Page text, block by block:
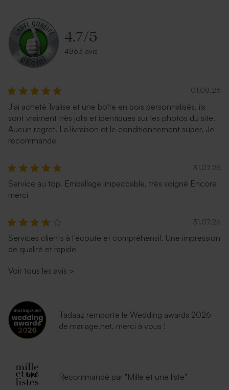
4.7/5
4863 avis
01.08.26
J'ai acheté 1valise et une boîte en bois personnalisés, ils
sont vraiment très jolis et identiques sur les photos du site.
Aucun regret. La livraison et le conditionnement super. Je
recommande
31.07.26
Service au top. Emballage impeccable, très soigné Encore
merci
31.07.26
Services clients à l’écoute et compréhensif. Une impression
de qualité et rapide
Voir tous les avis >
Tadaaz remporte le Wedding awards 2026
de mariage.net, merci à vous !
Recommandé par "Mille et une liste"